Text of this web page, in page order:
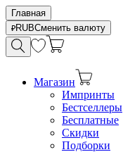
Главная
RUBСменить валюту
Магазин
Импринты
Бестселлеры
Бесплатные
Скидки
Подборки